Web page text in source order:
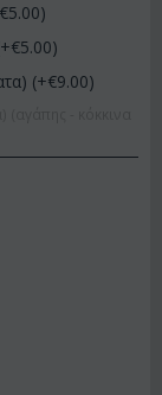
5.00)
5.00)
(+€9.00)